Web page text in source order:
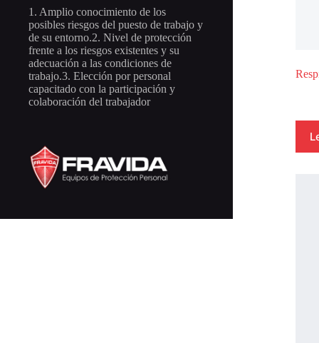
1. Amplio conocimiento de los
posibles riesgos del puesto de trabajo y
de su entorno.2. Nivel de protección
frente a los riesgos existentes y su
adecuación a las condiciones de
trabajo.3. Elección por personal
capacitado con la participación y
colaboración del trabajador